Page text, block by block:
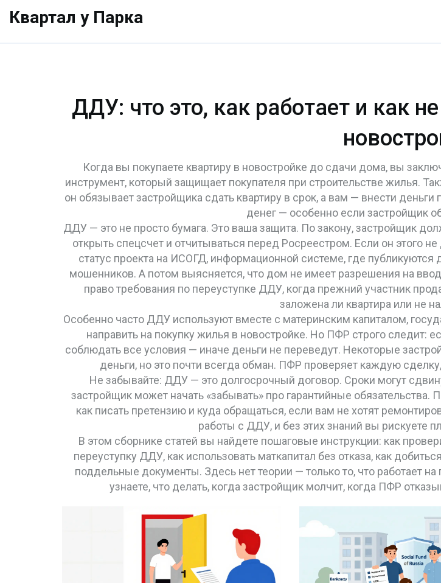
Квартал у Парка
ДДУ: что это, как работает и как
Когда вы покупаете квартиру в новостройке до сдачи дома, вы
инструмент, который защищает покупателя при строительстве жилья.
он обязывает застройщика сдать квартиру в срок, а вам — внести
денег — особенно если застройщик
ДДУ — это не просто бумага. Это ваша защита. По закону, застройщик
открыть спецсчет и отчитываться перед Росреестром. Если он этого
статус проекта на ИСОГД, информационной системе, где
мошенников. А потом выясняется, что дом не имеет разрешения на
право требования по переуступке ДДУ, когда прежний участник
заложена ли квартира или не
Особенно часто ДДУ используют вместе с материнским капиталом,
направить на покупку жилья в новостройке. Но ПФР строго следит:
соблюдать все условия — иначе деньги не переведут. Некоторые
деньги, но это почти всегда обман. ПФР проверяет каждую
Не забывайте: ДДУ — это долгосрочный договор. Сроки могут
застройщик может начать «забывать» про гарантийные
как писать претензию и куда обращаться, если вам не хотят
работы с ДДУ, и без этих знаний вы рискуете
В этом сборнике статей вы найдете пошаговые инструкции: как
переуступку ДДУ, как использовать маткапитал без отказа, как
поддельные документы. Здесь нет теории — только то, что работает
узнаете, что делать, когда застройщик молчит, когда ПФР